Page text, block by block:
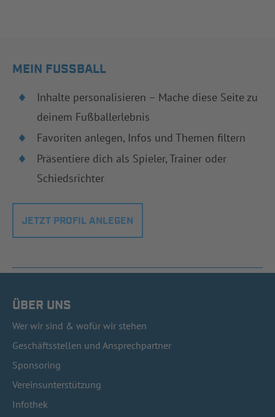
MEIN FUSSBALL
Inhalte personalisieren – Mache diese Seite zu
deinem Fußballerlebnis
Favoriten anlegen, Infos und Themen filtern
Präsentiere dich als Spieler, Trainer oder
Schiedsrichter
JETZT PROFIL ANLEGEN
ÜBER UNS
Wer wir sind & wofür wir stehen
Geschäftsstellen und Ansprechpartner
Sponsoring
Vereinsunterstützung
Infothek